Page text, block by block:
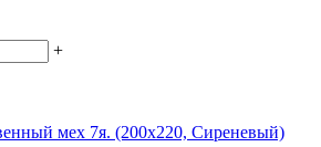
+
мех 7я. (200х220, Сиреневый)